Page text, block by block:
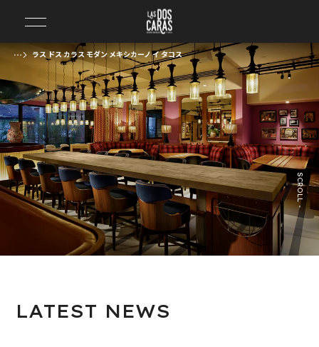
ラス ドス カラス モダン メキシカーノ イ タコス
SCROLL
LATEST NEWS
前の画像 次の画像